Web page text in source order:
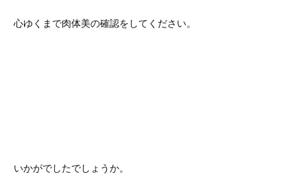
心ゆくまで肉体美の確認をしてください。
いかがでしたでしょうか。